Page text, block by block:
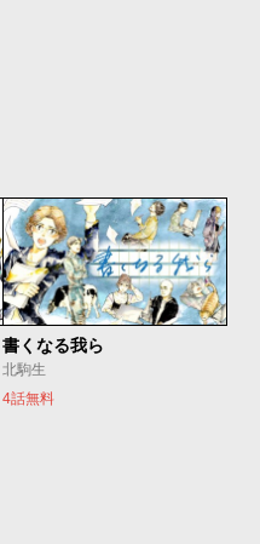
書くなる我ら
北駒生
4話無料